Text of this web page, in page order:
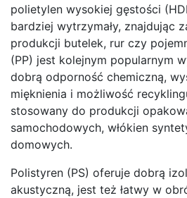
polietylen wysokiej gęstości
bardziej wytrzymały, znajdując
produkcji butelek, rur czy
(PP) jest kolejnym popularnym
dobrą odporność chemiczną,
mięknienia i możliwość
stosowany do produkcji
samochodowych, włókien
domowych.
Polistyren (PS) oferuje dobrą
akustyczną, jest też łatwy w